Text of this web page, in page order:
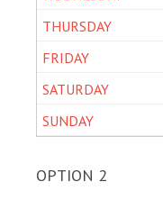
OPTION 2